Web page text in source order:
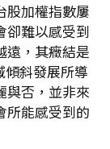
股加權指數屢
卻難以感受到
遠，其癥結是
傾斜發展所導
與否，並非來
所能感受到的